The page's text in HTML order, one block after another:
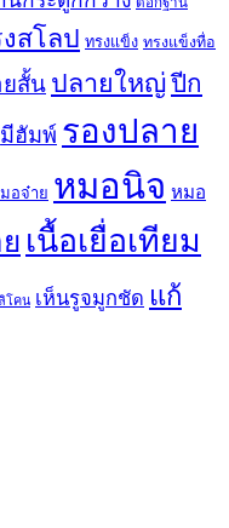
สโลป ทรงแข็ง ทรงแข็งทื่อ
สั้น ปลายใหญ่ปีก
มีฮัมพ์ รองปลาย
อจ๋าย หมอนิจ หมอ
เนื้อเยื่อเทียม
โคน เห็นรูจมูกชัด แก้